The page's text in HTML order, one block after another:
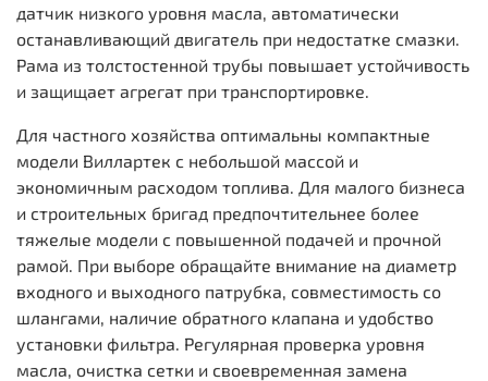
датчик низкого уровня масла, автоматически
останавливающий двигатель при недостатке смазки.
Рама из толстостенной трубы повышает устойчивость
и защищает агрегат при транспортировке.
Для частного хозяйства оптимальны компактные
модели Виллартек с небольшой массой и
экономичным расходом топлива. Для малого бизнеса
и строительных бригад предпочтительнее более
тяжелые модели с повышенной подачей и прочной
рамой. При выборе обращайте внимание на диаметр
входного и выходного патрубка, совместимость со
шлангами, наличие обратного клапана и удобство
установки фильтра. Регулярная проверка уровня
масла, очистка сетки и своевременная замена